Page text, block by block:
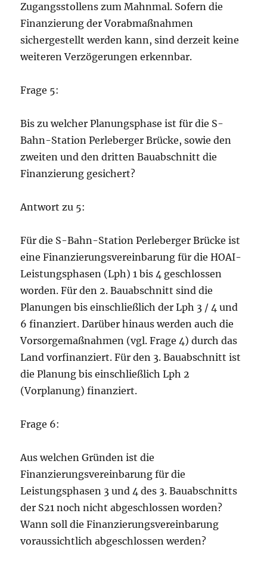
Zugangsstollens zum Mahnmal. Sofern die
Finanzierung der Vorabmaßnahmen
sichergestellt werden kann, sind derzeit keine
weiteren Verzögerungen erkennbar.
Frage 5:
Bis zu welcher Planungsphase ist für die S-
Bahn-Station Perleberger Brücke, sowie den
zweiten und den dritten Bauabschnitt die
Finanzierung gesichert?
Antwort zu 5:
Für die S-Bahn-Station Perleberger Brücke ist
eine Finanzierungsvereinbarung für die HOAI-
Leistungsphasen (Lph) 1 bis 4 geschlossen
worden. Für den 2. Bauabschnitt sind die
Planungen bis einschließlich der Lph 3 / 4 und
6 finanziert. Darüber hinaus werden auch die
Vorsorgemaßnahmen (vgl. Frage 4) durch das
Land vorfinanziert. Für den 3. Bauabschnitt ist
die Planung bis einschließlich Lph 2
(Vorplanung) finanziert.
Frage 6:
Aus welchen Gründen ist die
Finanzierungsvereinbarung für die
Leistungsphasen 3 und 4 des 3. Bauabschnitts
der S21 noch nicht abgeschlossen worden?
Wann soll die Finanzierungsvereinbarung
voraussichtlich abgeschlossen werden?